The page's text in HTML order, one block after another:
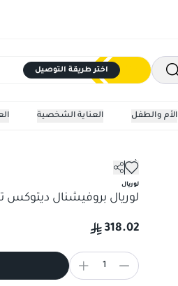
اختر طريقة التوصيل
العناية الشخصية الأم والطفل
لوريال بروفيشنال ديتوكس تريو
شامبو
لوريال
لوريال بروفيشنال ديتوكس
318.02
1